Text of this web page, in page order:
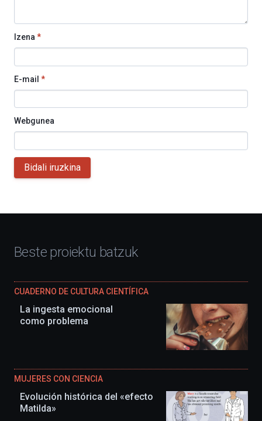
Izena*
E-mail *
Webgunea
Bidali iruzkina
Beste proiektu batzuk
CUADERNO DE CULTURA CIENTÍFICA
La ingesta emocional
como problema
MUJERES CON CIENCIA
Evolución histórica del «efecto
Matilda»